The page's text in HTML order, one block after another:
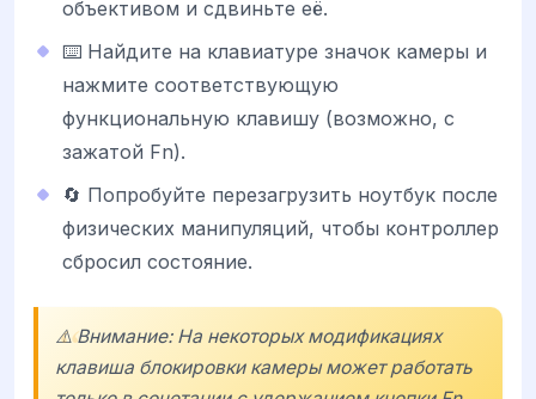
объективом и сдвиньте её.
⌨️ Найдите на клавиатуре значок камеры и
нажмите соответствующую
функциональную клавишу (возможно, с
зажатой Fn).
🔄 Попробуйте перезагрузить ноутбук после
физических манипуляций, чтобы контроллер
сбросил состояние.
⚠️ Внимание: На некоторых модификациях
клавиша блокировки камеры может работать